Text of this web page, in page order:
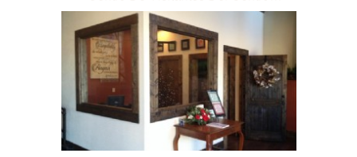
Histórico De Thomasville